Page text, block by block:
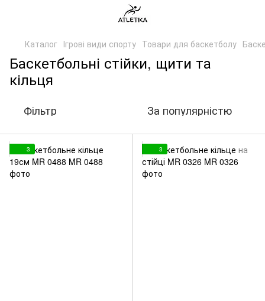
Каталог Ігрові види спорту Товари для баскетболу
Баскетбольні стійки, щити та
кільця
Фільтр За популярністю
3 3